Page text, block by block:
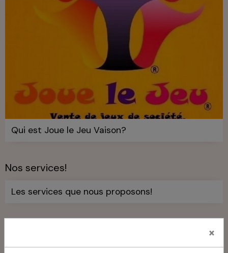
Qui est Joue le Jeu Vaison?
Nos services!
Les services que nous proposons!
×